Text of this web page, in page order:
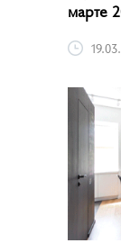
марте